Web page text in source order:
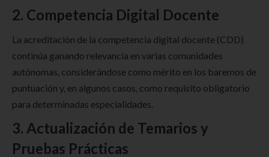
2. Competencia Digital Docente
La acreditación de la competencia digital docente (CDD)
continúa ganando relevancia en varias comunidades
autónomas, considerándose como mérito en los baremos de
puntuación y, en algunos casos, como requisito obligatorio
para determinadas especialidades.
3. Actualización de Temarios y
Pruebas Prácticas